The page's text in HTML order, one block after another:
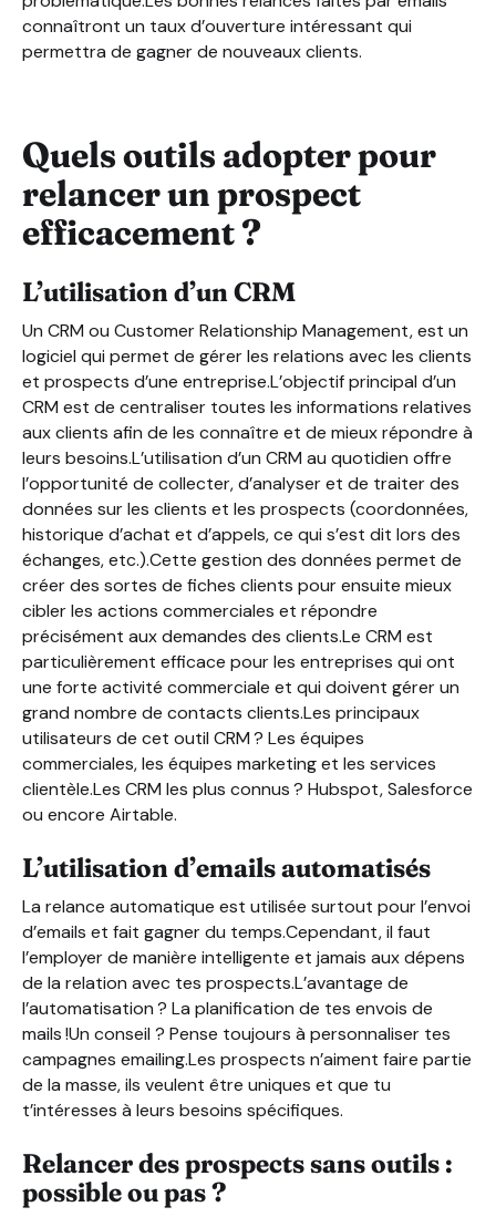
connaîtront un taux d’ouverture intéressant qui
permettra de gagner de nouveaux clients.
Quels outils adopter pour
relancer un prospect
efficacement ?
L’utilisation d’un CRM
Un CRM ou Customer Relationship Management, est un
logiciel qui permet de gérer les relations avec les clients
et prospects d’une entreprise.L’objectif principal d’un
CRM est de centraliser toutes les informations relatives
aux clients afin de les connaître et de mieux répondre à
leurs besoins.L’utilisation d’un CRM au quotidien offre
l’opportunité de collecter, d’analyser et de traiter des
données sur les clients et les prospects (coordonnées,
historique d’achat et d’appels, ce qui s’est dit lors des
échanges, etc.).Cette gestion des données permet de
créer des sortes de fiches clients pour ensuite mieux
cibler les actions commerciales et répondre
précisément aux demandes des clients.Le CRM est
particulièrement efficace pour les entreprises qui ont
une forte activité commerciale et qui doivent gérer un
grand nombre de contacts clients.Les principaux
utilisateurs de cet outil CRM ? Les équipes
commerciales, les équipes marketing et les services
clientèle.Les CRM les plus connus ? Hubspot, Salesforce
ou encore Airtable.
L’utilisation d’emails automatisés
La relance automatique est utilisée surtout pour l’envoi
d’emails et fait gagner du temps.Cependant, il faut
l’employer de manière intelligente et jamais aux dépens
de la relation avec tes prospects.L’avantage de
l’automatisation ? La planification de tes envois de
mails !Un conseil ? Pense toujours à personnaliser tes
campagnes emailing.Les prospects n’aiment faire partie
de la masse, ils veulent être uniques et que tu
t’intéresses à leurs besoins spécifiques.
Relancer des prospects sans outils :
possible ou pas ?